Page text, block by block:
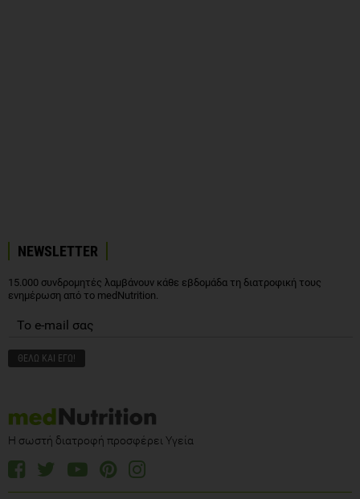
NEWSLETTER
15.000 συνδρομητές λαμβάνουν κάθε εβδομάδα τη διατροφική τους
ενημέρωση από το medNutrition.
Η σωστή διατροφή προσφέρει Υγεία